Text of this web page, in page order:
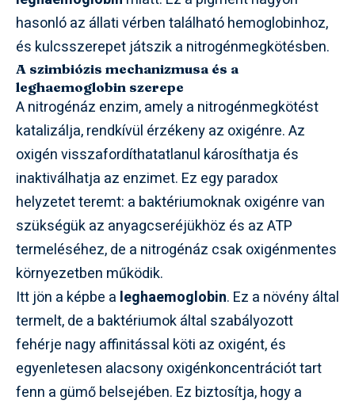
hasonló az állati vérben található hemoglobinhoz,
és kulcsszerepet játszik a nitrogénmegkötésben.
A szimbiózis mechanizmusa és a
leghaemoglobin szerepe
A nitrogénáz enzim, amely a nitrogénmegkötést
katalizálja, rendkívül érzékeny az oxigénre. Az
oxigén visszafordíthatatlanul károsíthatja és
inaktiválhatja az enzimet. Ez egy paradox
helyzetet teremt: a baktériumoknak oxigénre van
szükségük az anyagcseréjükhöz és az ATP
termeléséhez, de a nitrogénáz csak oxigénmentes
környezetben működik.
Itt jön a képbe a leghaemoglobin. Ez a növény által
termelt, de a baktériumok által szabályozott
fehérje nagy affinitással köti az oxigént, és
egyenletesen alacsony oxigénkoncentrációt tart
fenn a gümő belsejében. Ez biztosítja, hogy a